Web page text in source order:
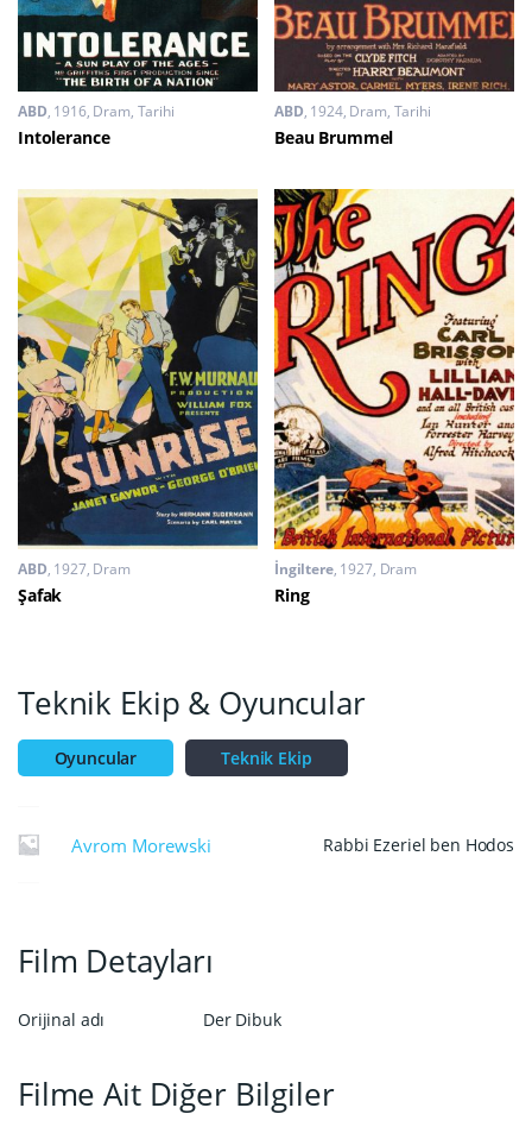
ABD 1916 Dram, Tarihi
Intolerance
ABD 1924 Dram, Tarihi
Beau Brummel
ABD 1927 Dram
Şafak
İngiltere 1927 Dram
Ring
Teknik Ekip & Oyuncular
Oyuncular Teknik Ekip
Avrom Morewski Rabbi Ezeriel ben Hodos
Film Detayları
Orijinal adı Der Dibuk
Filme Ait Diğer Bilgiler